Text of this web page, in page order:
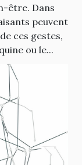
être. Dans
peuvent
ces gestes,
ou le...